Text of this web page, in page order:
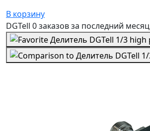
В корзину
DGTell 0 заказовза последний месяц